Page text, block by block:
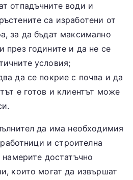
отпадъчните води и
са изработени от
за да бъдат максимално
през годините и да не се
условия;
да се покрие с почва и да
е готов и клиентът може
да има необходимия
и строителна
достатъчно
които могат да извършат